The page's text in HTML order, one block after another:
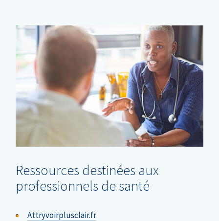
Ressources destinées aux
professionnels de santé
Attryvoirplusclair.fr